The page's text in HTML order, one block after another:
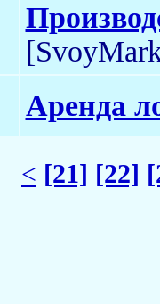
Аренда
< [21] [22]